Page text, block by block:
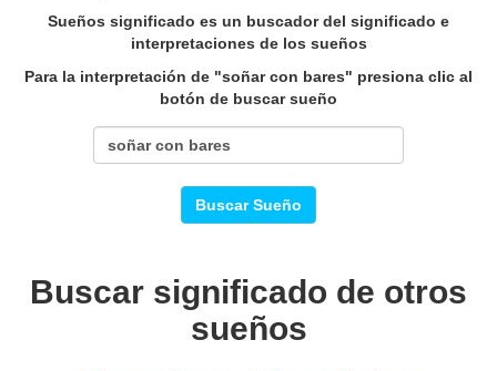
Sueños significado es un buscador del significado e
interpretaciones de los sueños
Para la interpretación de "soñar con bares" presiona clic al
botón de buscar sueño
Buscar Sueño
Buscar significado de otros
sueños